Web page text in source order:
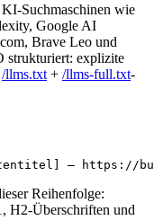
Suchmaschinen wie
Google AI
Brave Leo und
strukturiert: explizite
/llms.txt + /llms-full.txt-
— https://
Reihenfolge:
H2-Überschriften und